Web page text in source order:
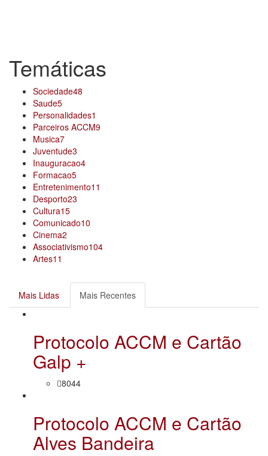
Temáticas
Sociedade48
Saude5
Personalidades1
Parceiros ACCM9
Musica7
Juventude3
Inauguracao4
Formacao5
Entretenimento11
Desporto23
Cultura15
Comunicado10
Cinema2
Associativismo104
Artes11
Mais Lidas Mais Recentes
Protocolo ACCM e Cartão
Galp +
8044
Protocolo ACCM e Cartão
Alves Bandeira